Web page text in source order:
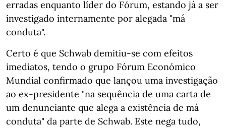
erradas enquanto líder do Fórum, estando já a ser
investigado internamente por alegada "má
conduta".
Certo é que Schwab demitiu-se com efeitos
imediatos, tendo o grupo Fórum Económico
Mundial confirmado que lançou uma investigação
ao ex-presidente "na sequência de uma carta de
um denunciante que alega a existência de má
conduta" da parte de Schwab. Este nega tudo,